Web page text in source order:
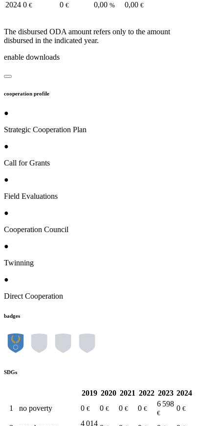
2024 0 € 0 € 0,00 % 0,00 €
The disbursed ODA amount refers only to the amount
disbursed in the indicated year.
enable downloads
cooperation profile
●
Strategic Cooperation Plan
●
Call for Grants
●
Field Evaluations
●
Cooperation Council
●
Twinning
●
Direct Cooperation
badges
SDGs
2019 2020 2021 2022 2023 2024
1
no poverty 0 € 0 € 0 € 0 €
6 598
€
0 €
4 014